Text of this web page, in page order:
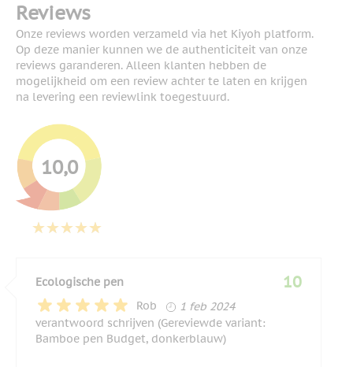
Reviews
Onze reviews worden verzameld via het Kiyoh platform.
Op deze manier kunnen we de authenticiteit van onze
reviews garanderen. Alleen klanten hebben de
mogelijkheid om een review achter te laten en krijgen
na levering een reviewlink toegestuurd.
10,0
Ecologische pen
Rob
1 februari 2024
1 feb 2024
10
verantwoord schrijven (Gereviewde variant:
Bamboe pen Budget, donkerblauw)